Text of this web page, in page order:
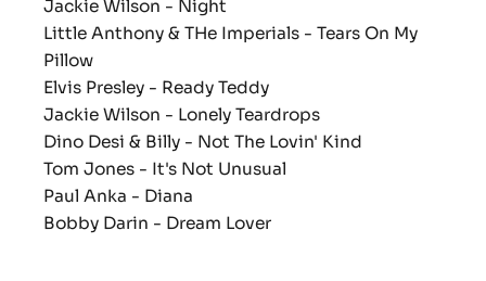
Jackie Wilson - Night
Little Anthony & THe Imperials - Tears On My
Pillow
Elvis Presley - Ready Teddy
Jackie Wilson - Lonely Teardrops
Dino Desi & Billy - Not The Lovin' Kind
Tom Jones - It's Not Unusual
Paul Anka - Diana
Bobby Darin - Dream Lover